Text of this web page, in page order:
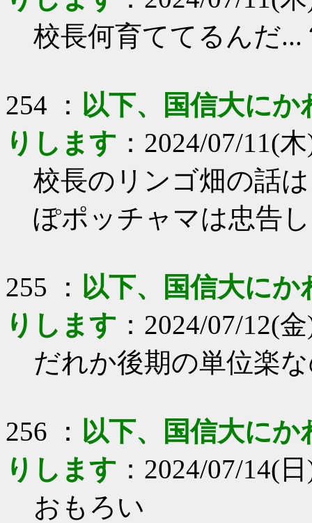
校長何育ててるんだ...
254 ： 以下、国信大に
りします ：2024/07/11(
校長のリンゴ畑の話
ぽポッチャマは忠告
255 ： 以下、国信大に
りします ：2024/07/12(
だれか後期の単位楽
256 ： 以下、国信大に
りします ：2024/07/14(
おもろい